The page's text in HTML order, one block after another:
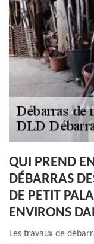
QUI PREND
DÉBARRAS
DE PETIT
ENVIRONS
Les travaux de